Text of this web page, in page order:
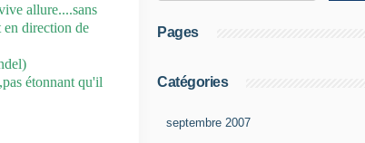
allure....sans
direction de
étonnant qu'il
Pages
Catégories
septembre 2007